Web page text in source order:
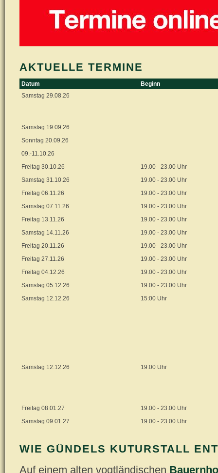
AKTUELLE TERMINE
Datum
Beginn
Samstag 29.08.26
Samstag 19.09.26
Sonntag 20.09.26
09.-11.10.26
Freitag 30.10.26
19.00 - 23.00 Uhr
Samstag 31.10.26
19.00 - 23.00 Uhr
Freitag 06.11.26
19.00 - 23.00 Uhr
Samstag 07.11.26
19.00 - 23.00 Uhr
Freitag 13.11.26
19.00 - 23.00 Uhr
Samstag 14.11.26
19.00 - 23.00 Uhr
Freitag 20.11.26
19.00 - 23.00 Uhr
Freitag 27.11.26
19.00 - 23.00 Uhr
Freitag 04.12.26
19.00 - 23.00 Uhr
Samstag 05.12.26
19.00 - 23.00 Uhr
Samstag 12.12.26
15:00 Uhr
Samstag 12.12.26 19:00 Uhr
Freitag 08.01.27
19.00 - 23.00 Uhr
Samstag 09.01.27
19.00 - 23.00 Uhr
WIE GÜNDELS KUTURSTALL
Auf einem alten vogtländischen